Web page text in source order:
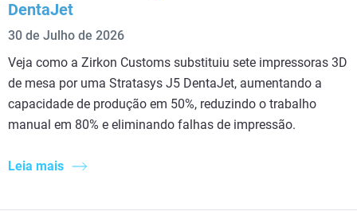
DentaJet
30 de Julho de 2026
Veja como a Zirkon Customs substituiu sete impressoras 3D
de mesa por uma Stratasys J5 DentaJet, aumentando a
capacidade de produção em 50%, reduzindo o trabalho
manual em 80% e eliminando falhas de impressão.
Leia mais